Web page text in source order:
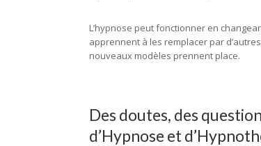
L’hypnose peut fonctionner en
apprennent à les remplacer par
nouveaux modèles prennent place.
Des doutes, des
d’Hypnose et